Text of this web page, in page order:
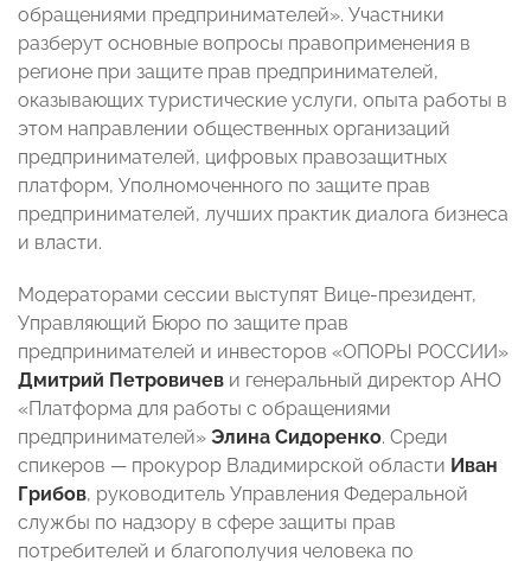
обращениями предпринимателей». Участники
разберут основные вопросы правоприменения в
регионе при защите прав предпринимателей,
оказывающих туристические услуги, опыта работы в
этом направлении общественных организаций
предпринимателей, цифровых правозащитных
платформ, Уполномоченного по защите прав
предпринимателей, лучших практик диалога бизнеса
и власти.
Модераторами сессии выступят Вице-президент,
Управляющий Бюро по защите прав
предпринимателей и инвесторов «ОПОРЫ РОССИИ»
Дмитрий Петровичев и генеральный директор АНО
«Платформа для работы с обращениями
предпринимателей» Элина Сидоренко. Среди
спикеров — прокурор Владимирской области Иван
Грибов, руководитель Управления Федеральной
службы по надзору в сфере защиты прав
потребителей и благополучия человека по